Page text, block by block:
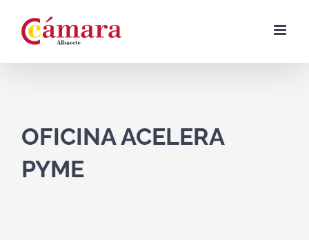
content
OFICINA ACELERA
PYME